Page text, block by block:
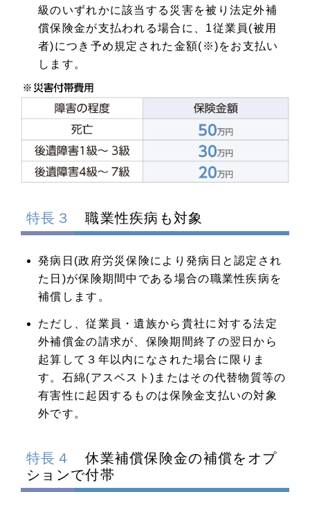
級のいずれかに該当する災害を被り法定外補
償保険金が支払われる場合に、1従業員(被用
者)につき予め規定された金額(※)をお支払い
します。
特長３ 職業性疾病も対象
発病日(政府労災保険により発病日と認定され
た日)が保険期間中である場合の職業性疾病を
補償します。
ただし、従業員・遺族から貴社に対する法定
外補償金の請求が、保険期間終了の翌日から
起算して３年以内になされた場合に限りま
す。石綿(アスベスト)またはその代替物質等の
有害性に起因するものは保険金支払いの対象
外です。
特長４
休業補償保険金の補償をオプ
ションで付帯